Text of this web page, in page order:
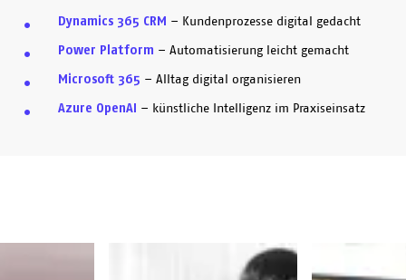
Dynamics 365 CRM – Kundenprozesse digital gedacht
Power Platform – Automatisierung leicht gemacht
Microsoft 365 – Alltag digital organisieren
Azure OpenAI – künstliche Intelligenz im Praxiseinsatz